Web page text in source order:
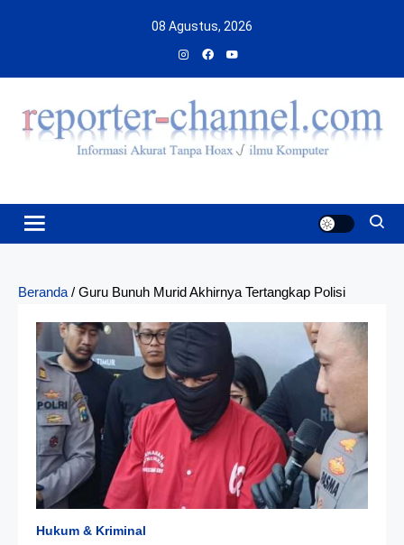
08 Agustus, 2026
Beranda / Guru Bunuh Murid Akhirnya Tertangkap Polisi
Hukum & Kriminal